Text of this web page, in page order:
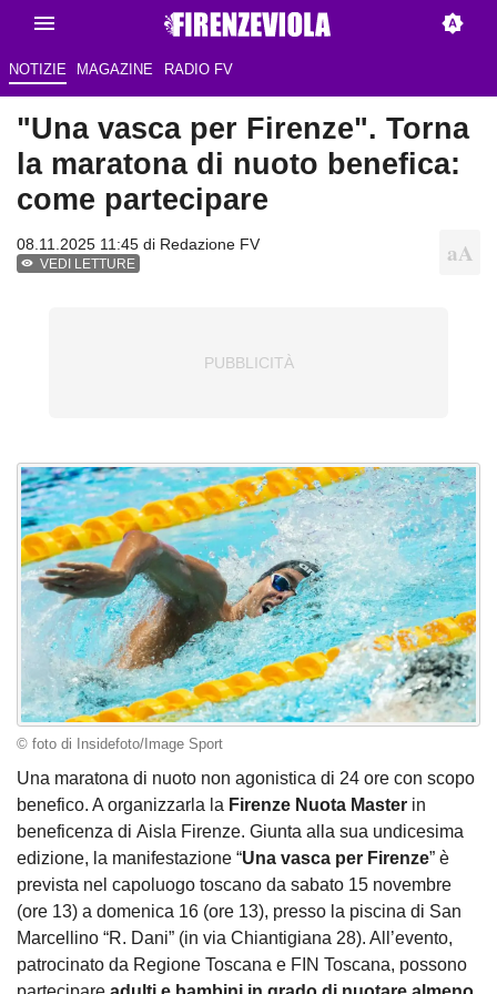
NOTIZIE MAGAZINE RADIO FV
"Una vasca per Firenze". Torna
la maratona di nuoto benefica:
come partecipare
08.11.2025 11:45 di Redazione FV
VEDI LETTURE
© foto di Insidefoto/Image Sport
Una maratona di nuoto non agonistica di 24 ore con scopo
benefico. A organizzarla la Firenze Nuota Master in
beneficenza di Aisla Firenze. Giunta alla sua undicesima
edizione, la manifestazione “Una vasca per Firenze” è
prevista nel capoluogo toscano da sabato 15 novembre
(ore 13) a domenica 16 (ore 13), presso la piscina di San
Marcellino “R. Dani” (in via Chiantigiana 28). All’evento,
patrocinato da Regione Toscana e FIN Toscana, possono